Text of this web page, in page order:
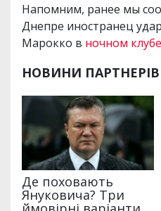
Напомним, ранее мы
Днепре иностранец
Марокко в ночном клубе